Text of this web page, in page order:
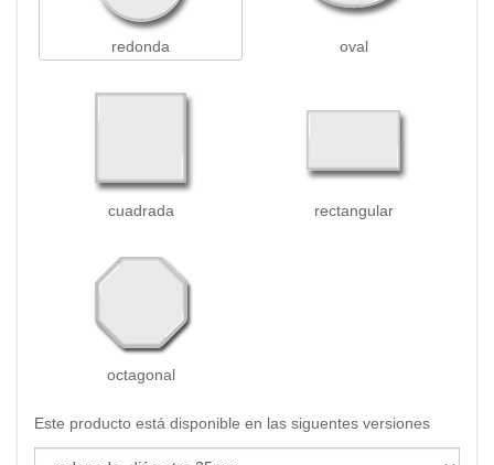
redonda oval
cuadrada rectangular
octagonal
Este producto está disponible en las siguentes versiones